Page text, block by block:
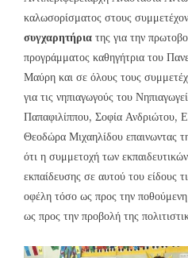
καλωσορίσματος στους
συγχαρητήρια της για την
προγράμματος καθηγήτρια του
Μαύρη και σε όλους τους
για τις νηπιαγωγούς του
Παπαφιλίππου, Σοφία Ανδριώτου,
Θεοδώρα Μιχαηλίδου επαινωντας
ότι η συμμετοχή των
εκπαίδευσης σε αυτού του είδους
οφέλη τόσο ως προς την
ως προς την προβολή της